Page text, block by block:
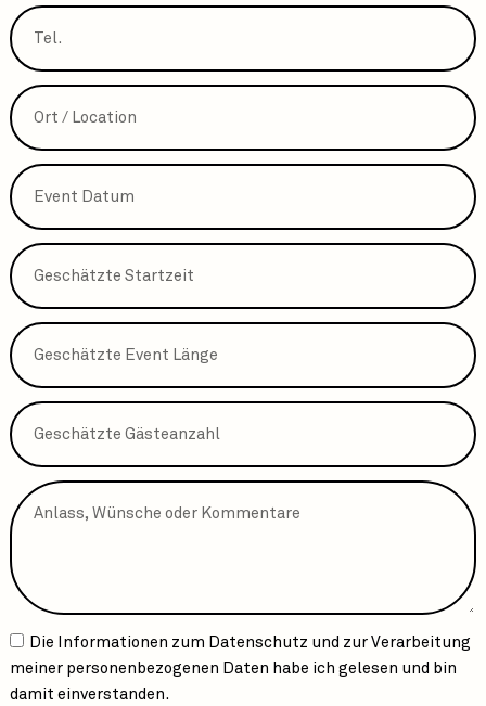
Die Informationen zum Datenschutz und zur Verarbeitung
meiner personenbezogenen Daten habe ich gelesen und bin
damit einverstanden.